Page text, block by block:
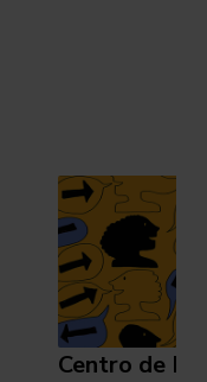
Centro de